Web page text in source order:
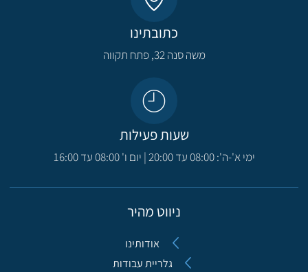
כתובתינו
משה סנה 32, פתח תקווה​
שעות פעילות
ימי א'-ה': 08:00 עד 20:00 | יום ו' 08:00 עד 16:00
ניווט מהיר
אודותינו
גלריית עבודות